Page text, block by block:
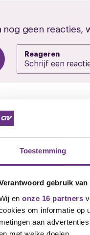
Toestemming
gebruik van
en onze 16 partners
om informatie op
metingen aan
nog geen reacties,
Reageren